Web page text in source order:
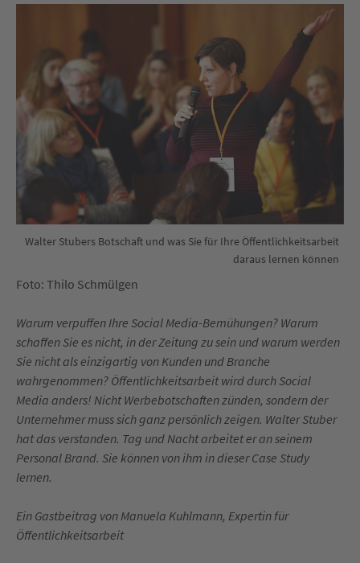
Walter Stubers Botschaft und was Sie für Ihre Öffentlichkeitsarbeit
daraus lernen können
Foto: Thilo Schmülgen
Warum verpuffen Ihre Social Media-Bemühungen? Warum
schaffen Sie es nicht, in der Zeitung zu sein und warum werden
Sie nicht als einzigartig von Kunden und Branche
wahrgenommen? Öffentlichkeitsarbeit wird durch Social
Media anders! Nicht Werbebotschaften zünden, sondern der
Unternehmer muss sich ganz persönlich zeigen. Walter Stuber
hat das verstanden. Tag und Nacht arbeitet er an seinem
Personal Brand. Sie können von ihm in dieser Case Study
lernen.
Ein Gastbeitrag von Manuela Kuhlmann, Expertin für
Öffentlichkeitsarbeit